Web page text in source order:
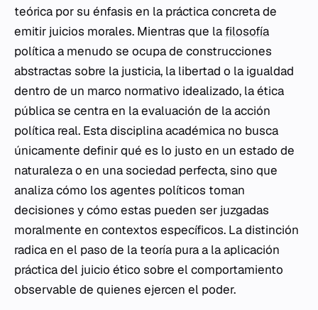
teórica por su énfasis en la práctica concreta de
emitir juicios morales. Mientras que la filosofía
política a menudo se ocupa de construcciones
abstractas sobre la justicia, la libertad o la igualdad
dentro de un marco normativo idealizado, la ética
pública se centra en la evaluación de la acción
política real. Esta disciplina académica no busca
únicamente definir qué es lo justo en un estado de
naturaleza o en una sociedad perfecta, sino que
analiza cómo los agentes políticos toman
decisiones y cómo estas pueden ser juzgadas
moralmente en contextos específicos. La distinción
radica en el paso de la teoría pura a la aplicación
práctica del juicio ético sobre el comportamiento
observable de quienes ejercen el poder.